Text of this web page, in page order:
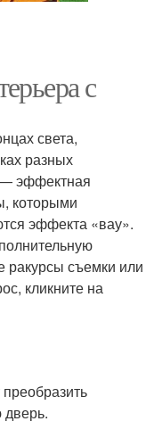
с
света,
разных
эффектная
которыми
эффекта «вау».
ракурсы съемки или
кликните на